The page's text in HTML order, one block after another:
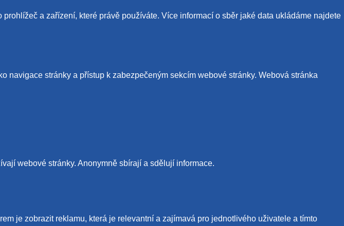
a zařízení, které právě používáte. Více informací o sběr jaké data ukládáme najdete
stránky a přístup k zabezpečeným sekcím webové stránky. Webová stránka
webové stránky. Anonymně sbírají a sdělují informace.
je zobrazit reklamu, která je relevantní a zajímavá pro jednotlivého uživatele a tímto